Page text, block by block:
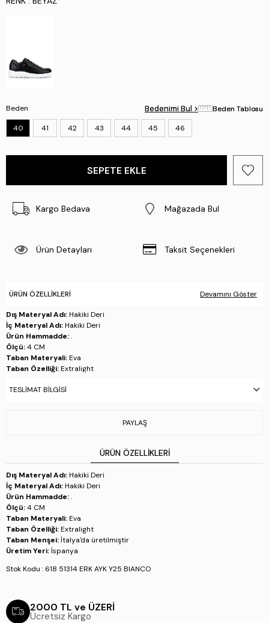
Beden
40 41 42 43 44 45 46
Bedenimi Bul > Beden Tablosu
Bedenimi Bul > Beden Tablosu
Kargo Bedava Mağazada Bul
Ürün Detayları Taksit Seçenekleri
ÜRÜN ÖZELLIKLERI Devamını Göster
Dış Materyal Adı:Hakiki Deri
İç Materyal Adı:Hakiki Deri
Ürün Hammadde:.
Ölçü:4 CM
Taban Materyali:Eva
Taban Özelliği:Extralight
Üretim Yeri:İspanya
TESLIMAT BILGISI
PAYLAŞ
ÜRÜN ÖZELLIKLERI
Dış Materyal Adı:Hakiki Deri
İç Materyal Adı:Hakiki Deri
Ürün Hammadde:.
Ölçü:4 CM
Taban Materyali:Eva
Taban Özelliği:Extralight
Taban Menşei: İtalya'da üretilmiştir
Üretim Yeri: İspanya
Stok Kodu : 618 51314 ERK AYK Y25 BIANCO
2000 TL ve ÜZERİ
Ücretsiz Kargo